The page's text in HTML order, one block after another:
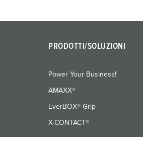
PRODOTTI/SOLUZIONI
Power Your Business!
AMAXX®
EverBOX® Grip
X-CONTACT®